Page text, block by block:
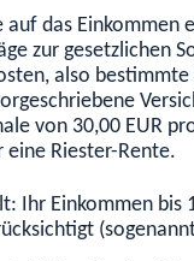
auf das Einkommen
zur gesetzlichen
also
von 30,00 EUR
eine Riester-Rente.
Ihr Einkommen bis